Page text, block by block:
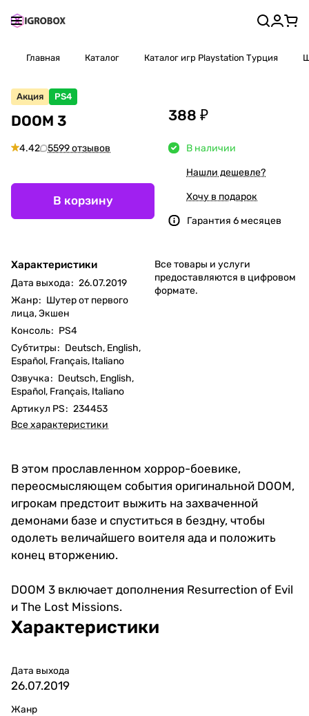
Главная Каталог Каталог игр Playstation Турция
Акция PS4
DOOM 3
4.42 5599 отзывов
В корзину
Характеристики
Дата выхода: 26.07.2019
Жанр: Шутер от первого
лица, Экшен
Консоль: PS4
Субтитры: Deutsch, English,
Español, Français, Italiano
Озвучка: Deutsch, English,
Español, Français, Italiano
Артикул PS: 234453
Все характеристики
388 ₽
В наличии
Нашли дешевле?
Хочу в подарок
Гарантия 6 месяцев
Все товары и услуги
предоставляются в цифровом
формате.
В этом прославленном хоррор-боевике,
переосмысляющем события оригинальной DOOM,
игрокам предстоит выжить на захваченной
демонами базе и спуститься в бездну, чтобы
одолеть величайшего воителя ада и положить
конец вторжению.
DOOM 3 включает дополнения Resurrection of Evil
и The Lost Missions.
Характеристики
Дата выхода
26.07.2019
Жанр